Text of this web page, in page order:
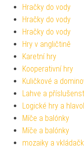
Hračky do vody
Hračky do vody
Hračky do vody
Hry v angličtině
Karetní hry
Kooperativní hry
Kuličkové a
Lahve a
Logické hry a
Míče a balónky
Míče a balónky
mozaiky a